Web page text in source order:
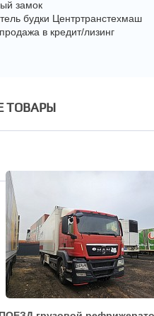
замок
будки Центртранстехмаш
в кредит/лизинг
ТОВАРЫ